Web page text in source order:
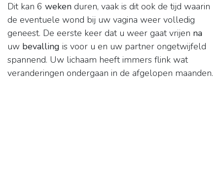
Dit kan 6 weken duren, vaak is dit ook de tijd waarin
de eventuele wond bij uw vagina weer volledig
geneest. De eerste keer dat u weer gaat vrijen na
uw bevalling is voor u en uw partner ongetwijfeld
spannend. Uw lichaam heeft immers flink wat
veranderingen ondergaan in de afgelopen maanden.